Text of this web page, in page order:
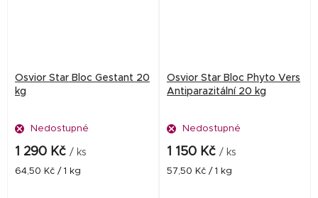
Osvior Star Bloc Gestant 20
kg
Nedostupné
1 290 Kč / ks
Měrná
64,50 Kč / 1 kg
Osvior Star Bloc Phyto Vers
Antiparazitální 20 kg
Nedostupné
1 150 Kč / ks
Měrná
57,50 Kč / 1 kg